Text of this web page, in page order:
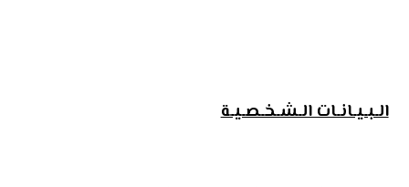
الـبـيـانـات الـشـخـصـيـة